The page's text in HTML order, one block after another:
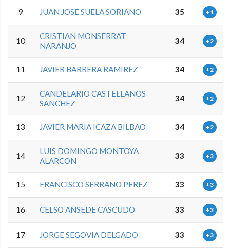
9 JUAN JOSE SUELA SORIANO 35 +1
10
CRISTIAN MONSERRAT
NARANJO
34 +2
11 JAVIER BARRERA RAMIREZ 34 +2
12
CANDELARIO CASTELLANOS
SANCHEZ
34 +2
13 JAVIER MARIA ICAZA BILBAO 34 +2
14
LUIS DOMINGO MONTOYA
ALARCON
33 +3
15 FRANCISCO SERRANO PEREZ 33 +3
16 CELSO ANSEDE CASCUDO 33 +3
17 JORGE SEGOVIA DELGADO 33 +3